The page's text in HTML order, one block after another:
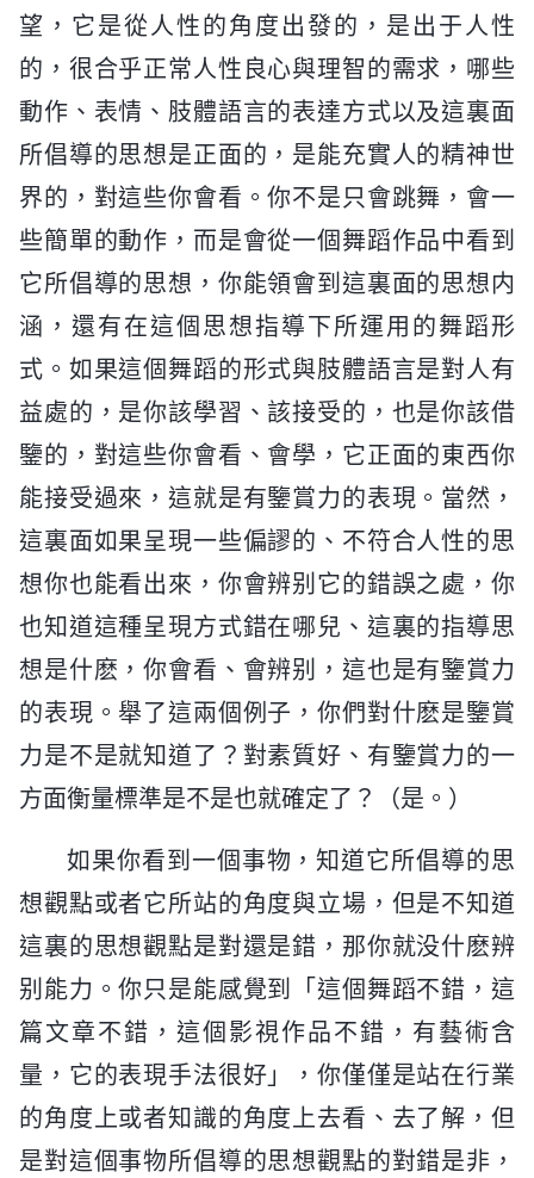
望，它是從人性的角度出發的，是出于人性
的，很合乎正常人性良心與理智的需求，哪些
動作、表情、肢體語言的表達方式以及這裏面
所倡導的思想是正面的，是能充實人的精神世
界的，對這些你會看。你不是只會跳舞，會一
些簡單的動作，而是會從一個舞蹈作品中看到
它所倡導的思想，你能領會到這裏面的思想内
涵，還有在這個思想指導下所運用的舞蹈形
式。如果這個舞蹈的形式與肢體語言是對人有
益處的，是你該學習、該接受的，也是你該借
鑒的，對這些你會看、會學，它正面的東西你
能接受過來，這就是有鑒賞力的表現。當然，
這裏面如果呈現一些偏謬的、不符合人性的思
想你也能看出來，你會辨别它的錯誤之處，你
也知道這種呈現方式錯在哪兒、這裏的指導思
想是什麽，你會看、會辨别，這也是有鑒賞力
的表現。舉了這兩個例子，你們對什麽是鑒賞
力是不是就知道了？對素質好、有鑒賞力的一
方面衡量標準是不是也就確定了？（是。）
如果你看到一個事物，知道它所倡導的思
想觀點或者它所站的角度與立場，但是不知道
這裏的思想觀點是對還是錯，那你就没什麽辨
别能力。你只是能感覺到「這個舞蹈不錯，這
篇文章不錯，這個影視作品不錯，有藝術含
量，它的表現手法很好」，你僅僅是站在行業
的角度上或者知識的角度上去看、去了解，但
是對這個事物所倡導的思想觀點的對錯是非，